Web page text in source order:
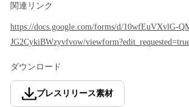
関連リンク
https://docs.google.com/forms/d/10wfEuVXvlG-
JG2CykiBWzyvfvow/
ダウンロード
プレスリリース素材